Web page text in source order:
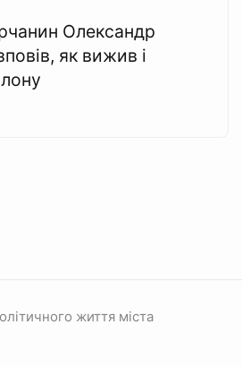
Олександр
як вижив і
життя міста